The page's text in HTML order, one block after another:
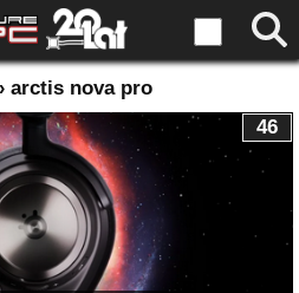
arctis nova pro
46